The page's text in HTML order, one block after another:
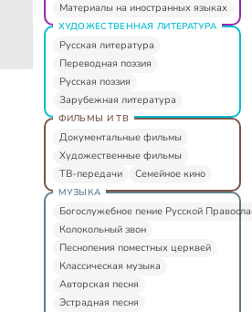
Материалы на иностранных языках
ХУДОЖЕСТВЕННАЯ ЛИТЕРАТУРА
Русская литература
Переводная поэзия
Русская поэзия
Зарубежная литература
ФИЛЬМЫ И ТВ
Документальные фильмы
Художественные фильмы
ТВ-передачи
Семейное кино
МУЗЫКА
Богослужебное пение Русской
Колокольный звон
Песнопения поместных церквей
Классическая музыка
Авторская песня
Эстрадная песня